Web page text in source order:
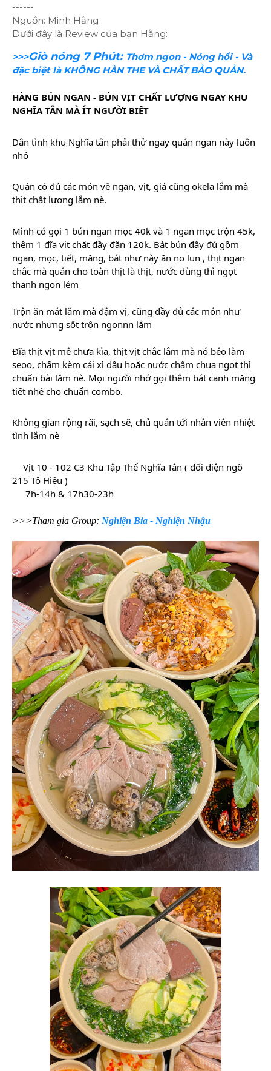
------
Nguồn: Minh Hằng
Dưới đây là Review của bạn Hằng:
>>>Giò nóng 7 Phút: Thơm ngon - Nóng hổi - Và
đặc biệt là KHÔNG HÀN THE VÀ CHẤT BẢO QUẢN.
HÀNG BÚN NGAN - BÚN VỊT CHẤT LƯỢNG NGAY KHU
NGHĨA TÂN MÀ ÍT NGƯỜI BIẾT
Dân tình khu Nghĩa tân phải thử ngay quán ngan này luôn
nhó
Quán có đủ các món về ngan, vịt, giá cũng okela lắm mà
thịt chất lượng lắm nè.
Mình có gọi 1 bún ngan mọc 40k và 1 ngan mọc trộn 45k,
thêm 1 đĩa vịt chặt đầy đặn 120k. Bát bún đầy đủ gồm
ngan, mọc, tiết, măng, bát như này ăn no lun , thịt ngan
chắc mà quán cho toàn thịt là thịt, nước dùng thì ngọt
thanh ngon lém
Trộn ăn mát lắm mà đậm vị, cũng đầy đủ các món như
nước nhưng sốt trộn ngonnn lắm
Đĩa thịt vịt mê chưa kìa, thịt vịt chắc lắm mà nó béo làm
seoo, chấm kèm cái xì dầu hoặc nước chấm chua ngọt thì
chuẩn bài lắm nè. Mọi người nhớ gọi thêm bát canh măng
tiết nhé cho chuẩn combo.
Không gian rộng rãi, sạch sẽ, chủ quán tới nhân viên nhiệt
tình lắm nè
Vịt 10 - 102 C3 Khu Tập Thể Nghĩa Tân ( đối diện ngõ
215 Tô Hiệu )
7h-14h & 17h30-23h
>>>Tham gia Group: Nghiện Bia - Nghiện Nhậu